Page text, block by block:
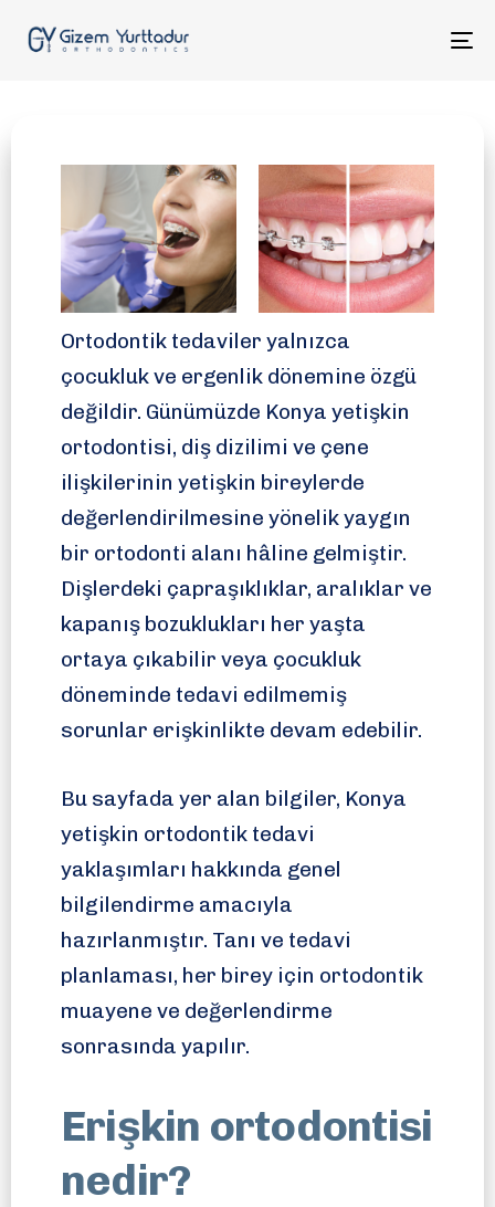
Ortodontik tedaviler yalnızca
çocukluk ve ergenlik dönemine özgü
değildir. Günümüzde Konya yetişkin
ortodontisi, diş dizilimi ve çene
ilişkilerinin yetişkin bireylerde
değerlendirilmesine yönelik yaygın
bir ortodonti alanı hâline gelmiştir.
Dişlerdeki çapraşıklıklar, aralıklar ve
kapanış bozuklukları her yaşta
ortaya çıkabilir veya çocukluk
döneminde tedavi edilmemiş
sorunlar erişkinlikte devam edebilir.
Bu sayfada yer alan bilgiler, Konya
yetişkin ortodontik tedavi
yaklaşımları hakkında genel
bilgilendirme amacıyla
hazırlanmıştır. Tanı ve tedavi
planlaması, her birey için ortodontik
muayene ve değerlendirme
sonrasında yapılır.
Erişkin ortodontisi
nedir?